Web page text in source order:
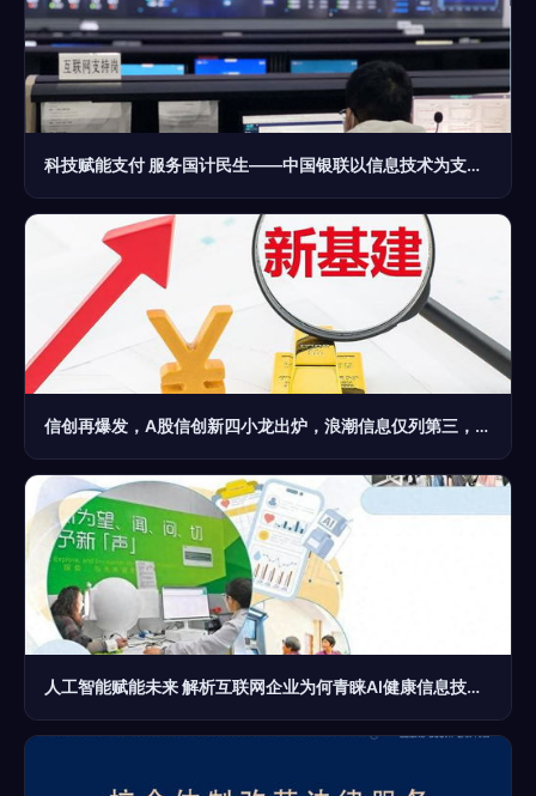
科技赋能支付 服务国计民生——中国银联以信息技术为支撑保障支付清算，助力疫情防控与实体经济发展
信创再爆发，A股信创新四小龙出炉，浪潮信息仅列第三，信息技术咨询服务成焦点
人工智能赋能未来 解析互联网企业为何青睐AI健康信息技术咨询服务